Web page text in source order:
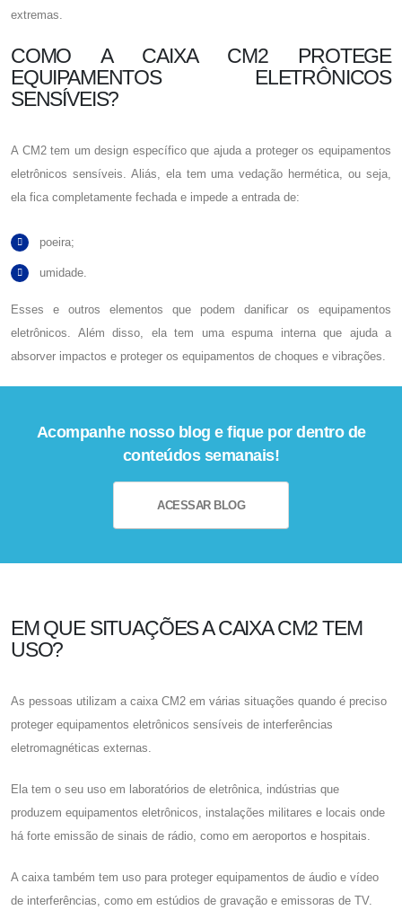
extremas.
COMO A CAIXA CM2 PROTEGE
EQUIPAMENTOS ELETRÔNICOS
SENSÍVEIS?
A CM2 tem um design específico que ajuda a proteger os equipamentos
eletrônicos sensíveis. Aliás, ela tem uma vedação hermética, ou seja,
ela fica completamente fechada e impede a entrada de:
poeira;
umidade.
Esses e outros elementos que podem danificar os equipamentos
eletrônicos. Além disso, ela tem uma espuma interna que ajuda a
absorver impactos e proteger os equipamentos de choques e vibrações.
Acompanhe nosso blog e fique por dentro de
conteúdos semanais!
ACESSAR BLOG
EM QUE SITUAÇÕES A CAIXA CM2 TEM
USO?
As pessoas utilizam a caixa CM2 em várias situações quando é preciso
proteger equipamentos eletrônicos sensíveis de interferências
eletromagnéticas externas.
Ela tem o seu uso em laboratórios de eletrônica, indústrias que
produzem equipamentos eletrônicos, instalações militares e locais onde
há forte emissão de sinais de rádio, como em aeroportos e hospitais.
A caixa também tem uso para proteger equipamentos de áudio e vídeo
de interferências, como em estúdios de gravação e emissoras de TV.